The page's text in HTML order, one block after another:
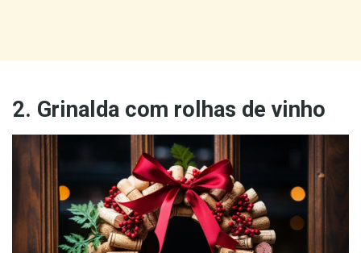
2. Grinalda com rolhas de vinho